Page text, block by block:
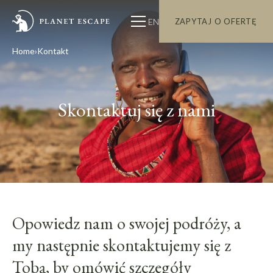
EN ZAPYTAJ O OFERTĘ
Home Kontakt
Skontaktuj się z nami
Opowiedz nam o swojej podróży, a
my następnie skontaktujemy się z
Tobą, by omówić szczegóły